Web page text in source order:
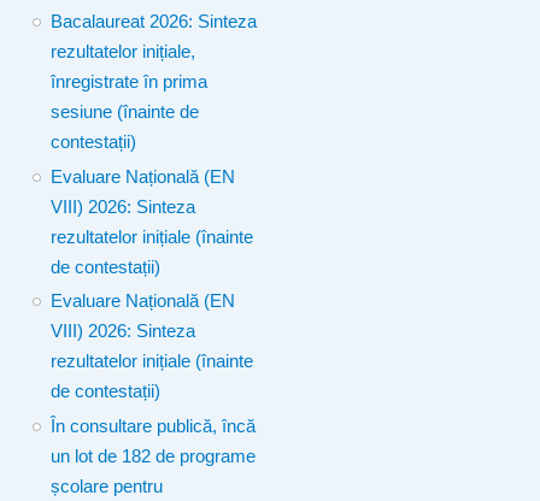
Bacalaureat 2026: Sinteza
rezultatelor inițiale,
înregistrate în prima
sesiune (înainte de
contestații)
Evaluare Națională (EN
VIII) 2026: Sinteza
rezultatelor inițiale (înainte
de contestații)
Evaluare Națională (EN
VIII) 2026: Sinteza
rezultatelor inițiale (înainte
de contestații)
În consultare publică, încă
un lot de 182 de programe
școlare pentru